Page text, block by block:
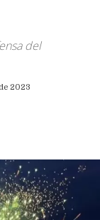
del
2023